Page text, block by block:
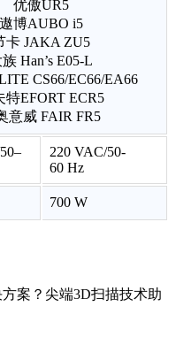
优傲UR5
遨博AUBO i5
卡 JAKA ZU5
Han’s E05-L
CS66/EC66/EA66
特EFORT ECR5
意威 FAIR FR5
220 VAC/50-
60 Hz
700 W
案？尖端3D扫描技术助